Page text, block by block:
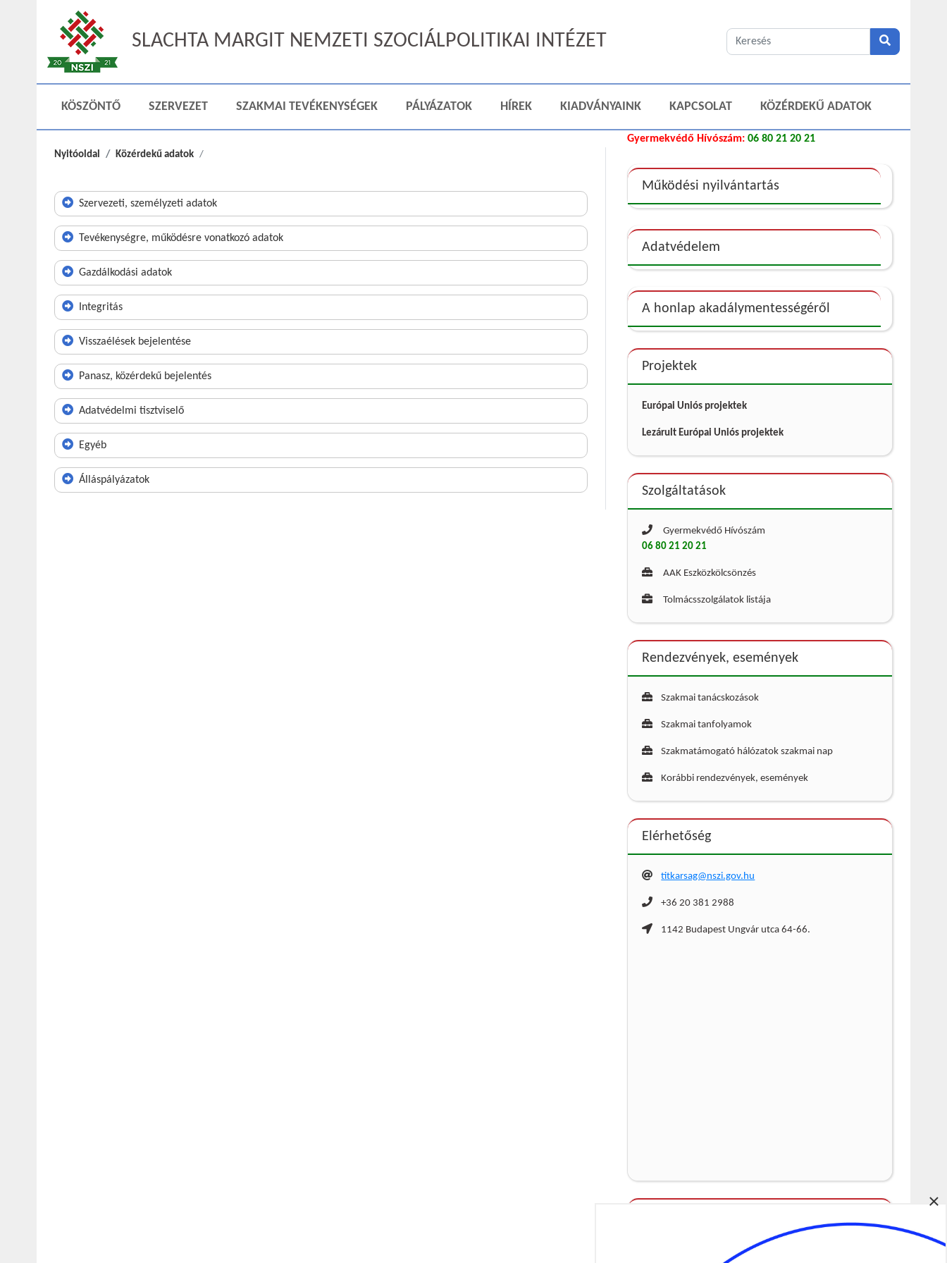
×
SLACHTA MARGIT NEMZETI SZOCIÁLPOLITIKAI INTÉZET
KÖSZÖNTŐ SZERVEZET SZAKMAI TEVÉKENYSÉGEK PÁLYÁZATOK HÍREK KIADVÁNYAINK KAPCSOLAT KÖZÉRDEKŰ ADATOK
Nyitóoldal Közérdekű adatok
Szervezeti, személyzeti adatok
Tevékenységre, működésre vonatkozó adatok
Gazdálkodási adatok
Integritás
Visszaélések bejelentése
Panasz, közérdekű bejelentés
Adatvédelmi tisztviselő
Egyéb
Álláspályázatok
Gyermekvédő Hívószám: 06 80 21 20 21
Működési nyilvántartás
Adatvédelem
A honlap akadálymentességéről
Projektek
Európai Uniós projektek
Lezárult Európai Uniós projektek
Szolgáltatások
Gyermekvédő Hívószám
06 80 21 20 21
AAK Eszközkölcsönzés
Tolmácsszolgálatok listája
Rendezvények, események
Szakmai tanácskozások
Szakmai tanfolyamok
Szakmatámogató hálózatok szakmai nap
Korábbi rendezvények, események
Elérhetőség
titkarsag@nszi.gov.hu
+36 20 381 2988
1142 Budapest Ungvár utca 64-66.